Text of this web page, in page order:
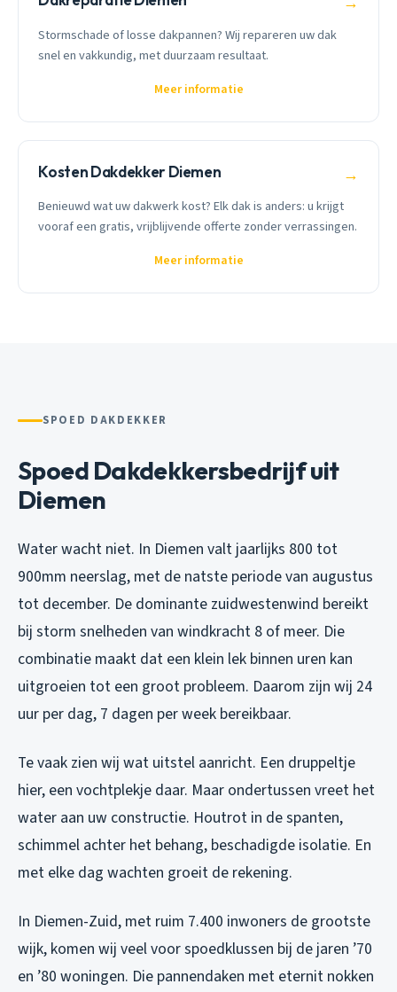
Stormschade of losse dakpannen? Wij repareren uw dak
snel en vakkundig, met duurzaam resultaat.
Meer informatie
Kosten Dakdekker Diemen →
Benieuwd wat uw dakwerk kost? Elk dak is anders: u krijgt
vooraf een gratis, vrijblijvende offerte zonder verrassingen.
Meer informatie
SPOED DAKDEKKER
Spoed Dakdekkersbedrijf uit
Diemen
Water wacht niet. In Diemen valt jaarlijks 800 tot
900mm neerslag, met de natste periode van augustus
tot december. De dominante zuidwestenwind bereikt
bij storm snelheden van windkracht 8 of meer. Die
combinatie maakt dat een klein lek binnen uren kan
uitgroeien tot een groot probleem. Daarom zijn wij 24
uur per dag, 7 dagen per week bereikbaar.
Te vaak zien wij wat uitstel aanricht. Een druppeltje
hier, een vochtplekje daar. Maar ondertussen vreet het
water aan uw constructie. Houtrot in de spanten,
schimmel achter het behang, beschadigde isolatie. En
met elke dag wachten groeit de rekening.
In Diemen-Zuid, met ruim 7.400 inwoners de grootste
wijk, komen wij veel voor spoedklussen bij de jaren ’70
en ’80 woningen. Die pannendaken met eternit nokken